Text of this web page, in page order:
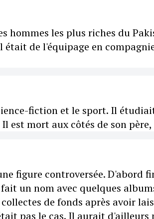
hommes les plus riches du
de l'équipage en
fiction et le sport. Il
Il est mort aux côtés de son
figure controversée. D'abord
un nom avec quelques
de fonds après avoir
pas le cas. Il aurait